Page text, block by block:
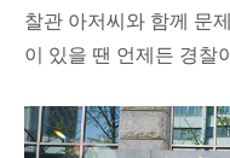
찰관 아저씨와 함께 문
이 있을 땐 언제든 경찰